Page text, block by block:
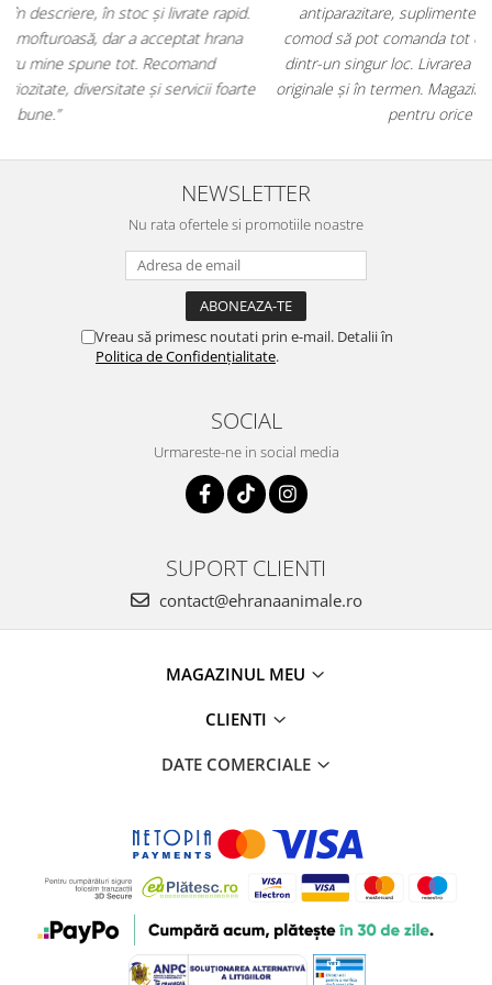
antiparazitare, suplimente și soluții de îngrijire. Este foarte
comod să pot comanda tot ce am nevoie pentru animalul meu
dintr-un singur loc. Livrarea a fost rapidă, iar produsele au fost
originale și în termen. Magazin serios, bine organizat și foarte util
NEWSLETTER
Nu rata ofertele si promotiile noastre
Vreau să primesc noutati prin e-mail. Detalii în
Politica de Confidențialitate.
SOCIAL
Urmareste-ne in social media
SUPORT CLIENTI
contact@ehranaanimale.ro
MAGAZINUL MEU
CLIENTI
DATE COMERCIALE